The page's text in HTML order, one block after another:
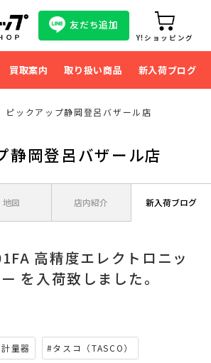
友だち追加
Y!ショッピング
買取案内 取り扱い商品 新入荷ブログ
ピックアップ静岡登呂バザール店
静岡登呂バザール店
地図 店内紹介 新入荷ブログ
高精度エレクトロニッ
を入荷致しました。
量器 #タスコ（TASCO）